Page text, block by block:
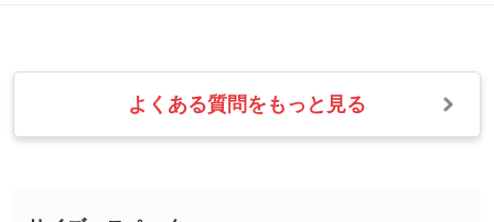
・1色印刷でグラデーションや濃淡を表現した
い
また、お選びいただいた印刷色が本体色に合わ
ない場合や仕上がりに影響しそうな場合は、ス
・お届け時に商品が損傷・故障している場合
・ご注文と異なる商品が届いた場合
・印刷不良があった場合
業日以内に担当スタッフよりメールにてご連絡
いたします。
お急ぎの場合はお電話でのご質問も受け付けて
よくある質問をもっと見る